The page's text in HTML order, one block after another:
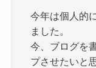
今年は個人的
ました。
今、ブログを
プさせたいと